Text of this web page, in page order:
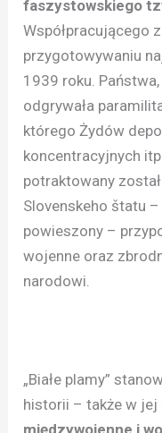
faszystowskiego
Współpracującego
przygotowywaniu
1939 roku.
odgrywała
którego Żydów
koncentracyjnych
potraktowany
Slovenskeho štatu
powieszony –
wojenne oraz
narodowi.
„Białe plamy”
historii – także w jej
międzywojenne i